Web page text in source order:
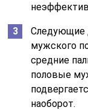
Следующие
мужского
средние
половые
наоборот.